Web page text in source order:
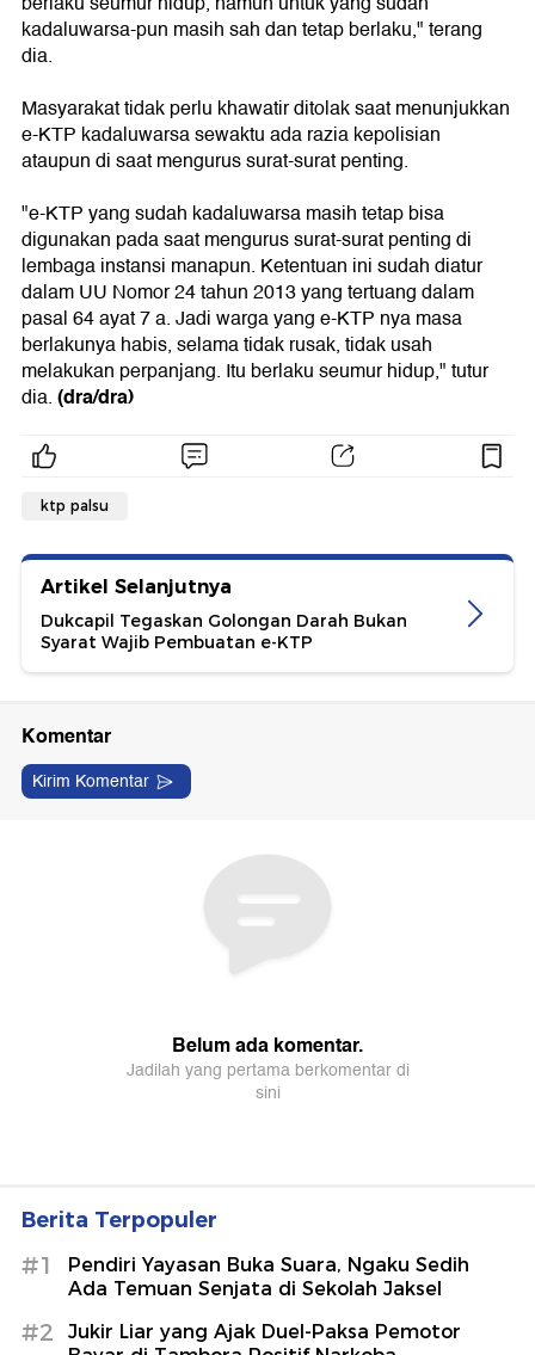
kadaluwarsa-pun masih sah dan tetap berlaku," terang
dia.
Masyarakat tidak perlu khawatir ditolak saat menunjukkan
e-KTP kadaluwarsa sewaktu ada razia kepolisian
ataupun di saat mengurus surat-surat penting.
"e-KTP yang sudah kadaluwarsa masih tetap bisa
digunakan pada saat mengurus surat-surat penting di
lembaga instansi manapun. Ketentuan ini sudah diatur
dalam UU Nomor 24 tahun 2013 yang tertuang dalam
pasal 64 ayat 7 a. Jadi warga yang e-KTP nya masa
berlakunya habis, selama tidak rusak, tidak usah
melakukan perpanjang. Itu berlaku seumur hidup," tutur
dia.(dra/dra)
ktp palsu
Artikel Selanjutnya
Dukcapil Tegaskan Golongan Darah Bukan
Syarat Wajib Pembuatan e-KTP
Berita Terpopuler
#1
Pendiri Yayasan Buka Suara, Ngaku Sedih
Ada Temuan Senjata di Sekolah Jaksel
#2
Jukir Liar yang Ajak Duel-Paksa Pemotor